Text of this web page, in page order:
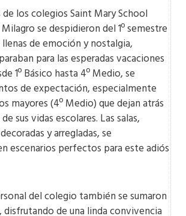
los colegios Saint Mary School
se despidieron del 1º semestre
de emoción y nostalgia,
para las esperadas vacaciones
1º Básico hasta 4º Medio, se
de expectación, especialmente
mayores (4º Medio) que dejan atrás
sus vidas escolares. Las salas,
y arregladas, se
escenarios perfectos para este adiós
del colegio también se sumaron
disfrutando de una linda convivencia